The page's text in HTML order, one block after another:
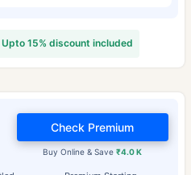
Upto 15% discount included
Buy Online & Save₹4.0 K
Check Premium